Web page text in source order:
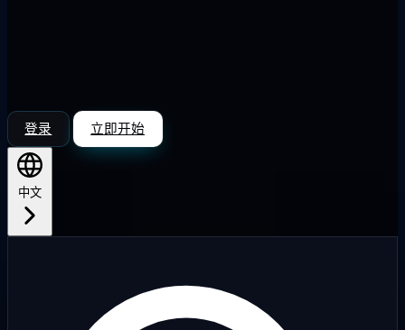
登录 立即开始
中文